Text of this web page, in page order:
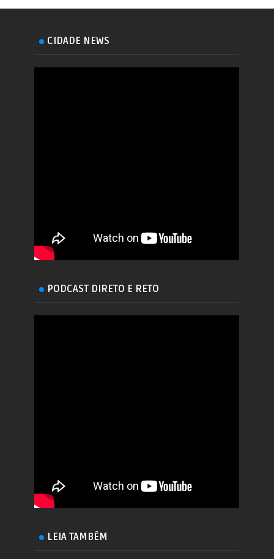
CIDADE NEWS
PODCAST DIRETO E RETO
LEIA TAMBÉM